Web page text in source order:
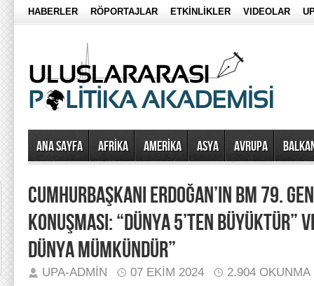
HABERLER RÖPORTAJLAR ETKİNLİKLER VIDEOLAR
Ana Sayfa AFRİKA AMERİKA ASYA AVRUPA
CUMHURBAŞKANI ERDOĞAN’IN BM 79.
KONUŞMASI: “DÜNYA 5’TEN BÜYÜKTÜR”
DÜNYA MÜMKÜNDÜR”
UPA-ADMIN 07 EKIM 2024 2.904 OKUNMA